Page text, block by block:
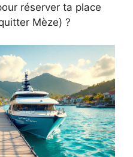
réserver ta place
Mèze) ?